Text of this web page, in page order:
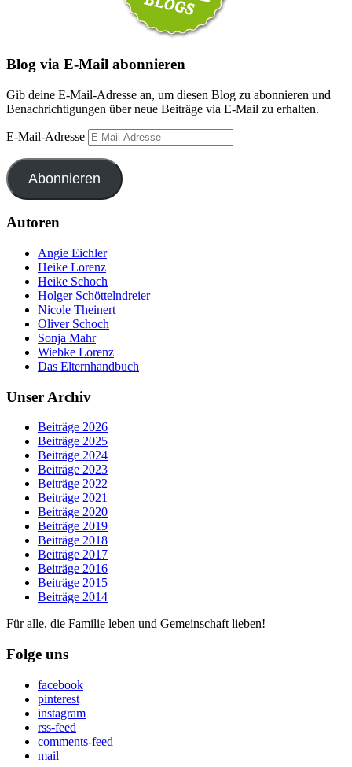
Blog via E-Mail abonnieren
Gib deine E-Mail-Adresse an, um diesen Blog zu abonnieren und
Benachrichtigungen über neue Beiträge via E-Mail zu erhalten.
E-Mail-Adresse
Abonnieren
Autoren
Angie Eichler
Heike Lorenz
Heike Schoch
Holger Schöttelndreier
Nicole Theinert
Oliver Schoch
Sonja Mahr
Wiebke Lorenz
Das Elternhandbuch
Unser Archiv
Beiträge 2026
Beiträge 2025
Beiträge 2024
Beiträge 2023
Beiträge 2022
Beiträge 2021
Beiträge 2020
Beiträge 2019
Beiträge 2018
Beiträge 2017
Beiträge 2016
Beiträge 2015
Beiträge 2014
Für alle, die Familie leben und Gemeinschaft lieben!
Folge uns
facebook
pinterest
instagram
rss-feed
comments-feed
mail